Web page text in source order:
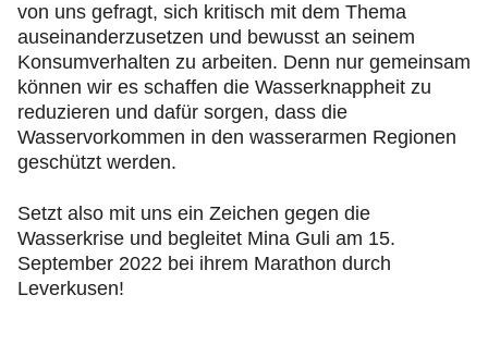
von uns gefragt, sich kritisch mit dem Thema
auseinanderzusetzen und bewusst an seinem
Konsumverhalten zu arbeiten. Denn nur gemeinsam
können wir es schaffen die Wasserknappheit zu
reduzieren und dafür sorgen, dass die
Wasservorkommen in den wasserarmen Regionen
geschützt werden.
Setzt also mit uns ein Zeichen gegen die
Wasserkrise und begleitet Mina Guli am 15.
September 2022 bei ihrem Marathon durch
Leverkusen!